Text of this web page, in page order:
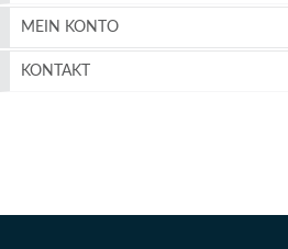
MEIN KONTO
KONTAKT